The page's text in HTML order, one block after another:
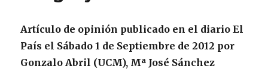
Artículo de opinión publicado en el diario El
País el Sábado 1 de Septiembre de 2012 por
Gonzalo Abril (UCM), Mª José Sánchez